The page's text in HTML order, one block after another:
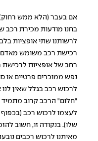
אם בעבר (הלא ממש רחוק)
בחנו מודעות מכירת רכב
לרשותנו שתי אופציות
רכישת רכב משומש מאדם
רחב של אופציות לרכישת
נפש ממוכרים פרטיים או
לרכוש רכב בגלל שאין לנו
"חלום" הרכב קרוב
לעצמו לרכוש רכב
שלו). בנקודה זו, חשוב
מאיתנו לרכוש רכבים